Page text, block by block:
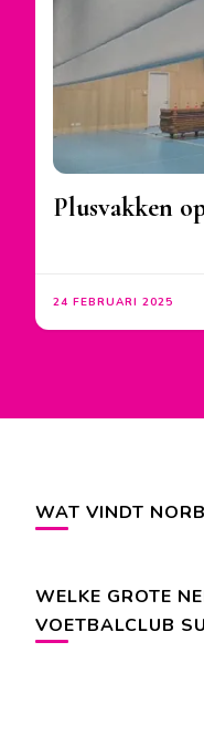
Plusvakken
24 FEBRUARI 2025
WAT VINDT
WELKE GROTE
VOETBALCLUB